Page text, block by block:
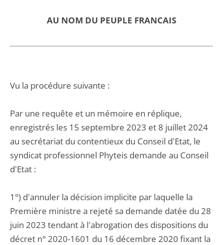
AU NOM DU PEUPLE FRANCAIS
Vu la procédure suivante :
Par une requête et un mémoire en réplique,
enregistrés les 15 septembre 2023 et 8 juillet 2024
au secrétariat du contentieux du Conseil d'Etat, le
syndicat professionnel Phyteis demande au Conseil
d'Etat :
1°) d'annuler la décision implicite par laquelle la
Première ministre a rejeté sa demande datée du 28
juin 2023 tendant à l'abrogation des dispositions du
décret n° 2020-1601 du 16 décembre 2020 fixant la